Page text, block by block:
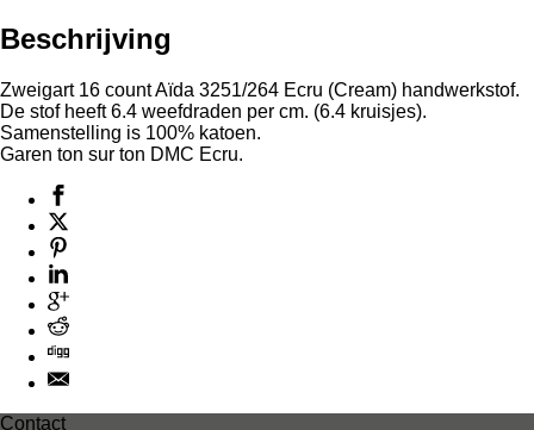
16
count
(Cream)
3251/264
Coupon
50
aantal
Beschrijving
Zweigart 16 count Aïda 3251/264 Ecru (Cream) handwerkstof.
De stof heeft 6.4 weefdraden per cm. (6.4 kruisjes).
Samenstelling is 100% katoen.
Garen ton sur ton DMC Ecru.
Contact